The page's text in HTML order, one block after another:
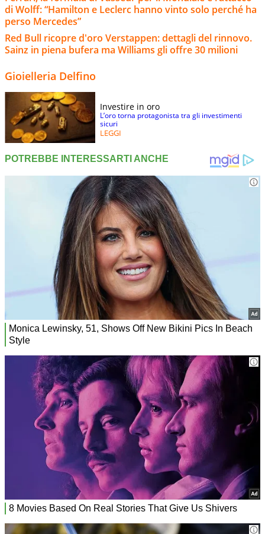
di Wolff: “Hamilton e Leclerc hanno vinto solo perché ha
perso Mercedes”
Red Bull ricopre d'oro Verstappen: dettagli del rinnovo.
Sainz in piena bufera ma Williams gli offre 30 milioni
Gioielleria Delfino
Investire in oro
L’oro torna protagonista tra gli investimenti
sicuri
LEGGI